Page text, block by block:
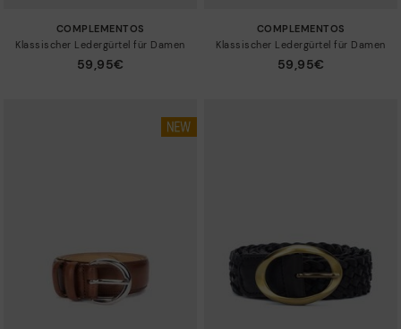
COMPLEMENTOS
Klassischer Ledergürtel für Damen
59,95€
COMPLEMENTOS
Klassischer Ledergürtel für Damen
59,95€